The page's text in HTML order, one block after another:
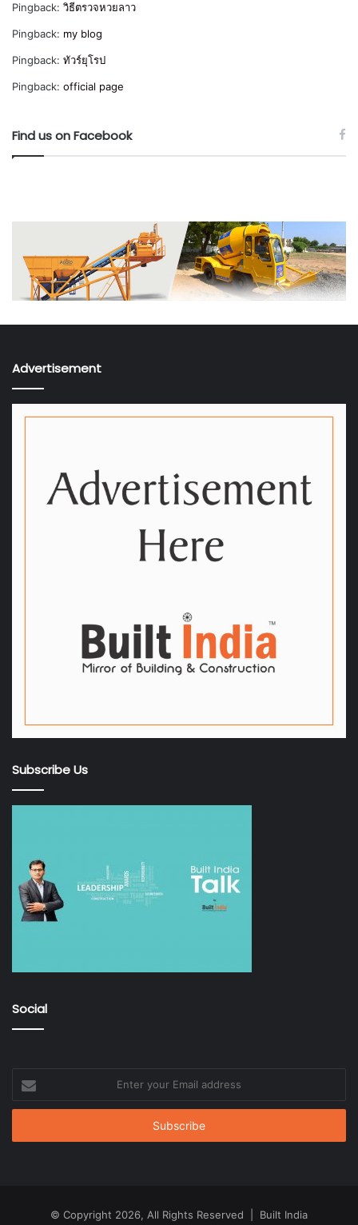
Pingback: วิธีตรวจหวยลาว
Pingback: my blog
Pingback: ทัวร์ยุโรป
Pingback: official page
Find us on Facebook
Advertisement
Subscribe Us
Social
your
Email
© Copyright 2026, All Rights Reserved | Built India